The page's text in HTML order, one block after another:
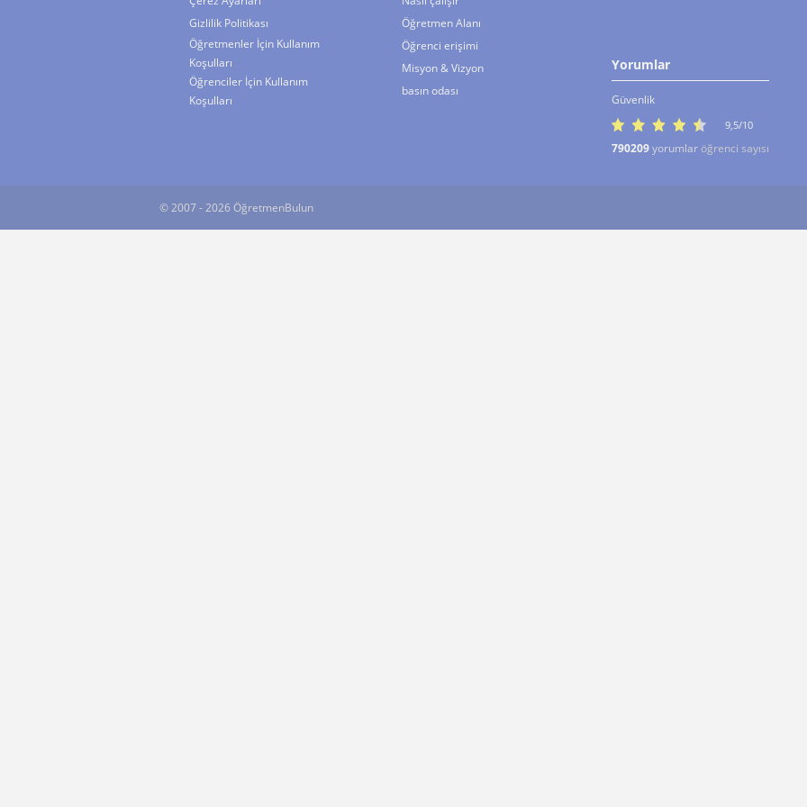
Gizlilik Politikası
Öğretmenler İçin Kullanım
Koşulları
Öğrenciler İçin Kullanım
Koşulları
Öğretmen Alanı
Öğrenci erişimi
Misyon & Vizyon
basın odası
Yorumlar
Güvenlik
9,5/10
790209yorumlar öğrenci sayısı
© 2007 - 2026 ÖğretmenBulun